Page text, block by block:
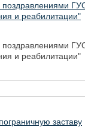
поздравлениями
и реабилитации"
поздравлениями
и реабилитации"
заставу